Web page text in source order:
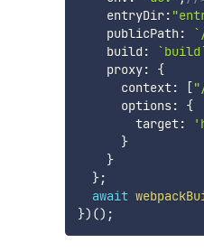
    entryDir
:
    publicPath
: `
    build
: `build
    proxy
:
{
      context
: [
      options
:
{
        target
:
}
}
};
await
}) () ;